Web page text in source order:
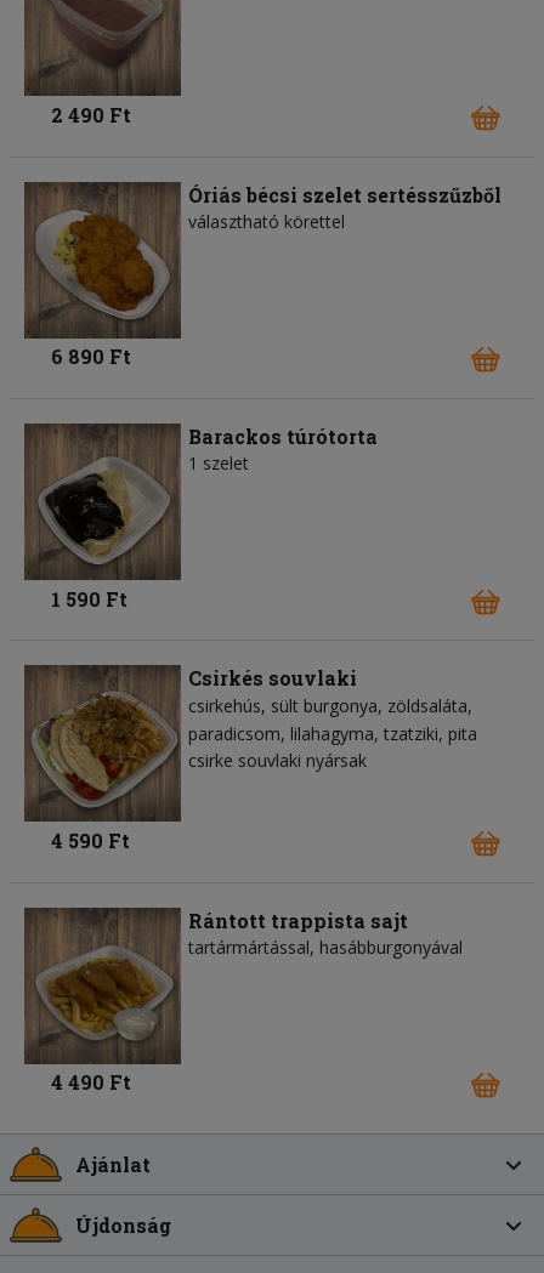
2 490 Ft
Óriás bécsi szelet sertésszűzből
választható körettel
6 890 Ft
Barackos túrótorta
1 szelet
1 590 Ft
Csirkés souvlaki
csirkehús sült burgonya zöldsaláta
paradicsom lilahagyma tzatziki pita
csirke souvlaki nyársak
4 590 Ft
Rántott trappista sajt
tartármártással, hasábburgonyával
4 490 Ft
Ajánlat
Újdonság